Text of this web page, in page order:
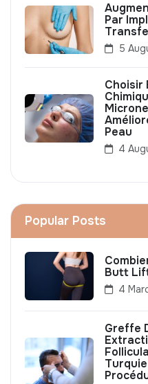
Par
5
Choisir
Peau
4
Popular Posts
Butt
4
Greffe